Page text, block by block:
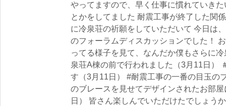
やってますので、早く仕事に慣れていき
とかをしてました 耐震工事が終了した関
に冷泉荘の祈願をしていただいて 今日は
のフォーラムディスカッションでした！
ってる様子を見て、なんだか僕もさらに
泉荘A棟の前で行われました（3月11日）
す（3月11日） #耐震工事の一番の目玉の
のブレースを見せてデザインされたお部
日） 皆さん楽しんでいただけたでしょう